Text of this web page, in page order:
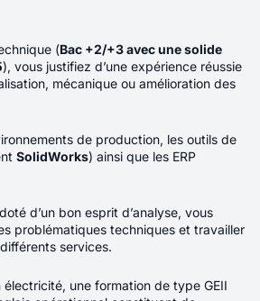
CDI
de CASAL SPORT,
un portefeuille de
commerciales
territoriales,
scolaires et des clubs et
bien du matériel sportif
(Bac +2/+3 avec une solide
), vous justifiez d’une expérience réussie
mécanique ou amélioration des
de production, les outils de
SolidWorks) ainsi que les ERP
d’un bon esprit d’analyse, vous
problématiques techniques et travailler
services.
électricité, une formation de type GEII